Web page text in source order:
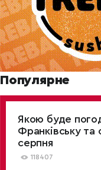
Популярне
Якою буде
Франківську та
серпня
118407